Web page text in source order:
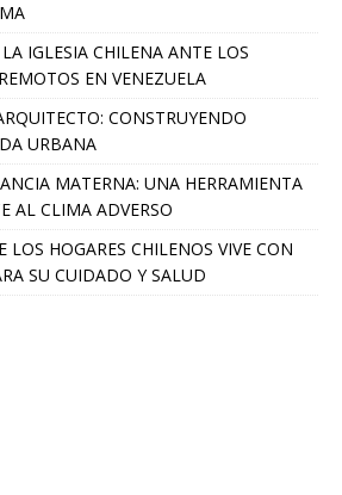
IGLESIA CHILENA ANTE LOS
EN VENEZUELA
CONSTRUYENDO
URBANA
MATERNA: UNA HERRAMIENTA
AL CLIMA ADVERSO
HOGARES CHILENOS VIVE CON
SU CUIDADO Y SALUD